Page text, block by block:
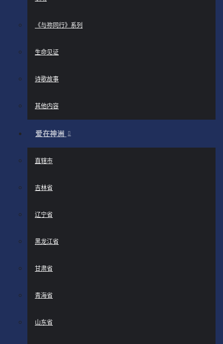
《与祢同行》系列
生命见证
诗歌故事
其他内容
爱在神洲
直辖市
吉林省
辽宁省
黑龙江省
甘肃省
青海省
山东省